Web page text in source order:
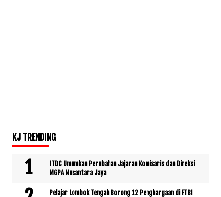
KJ TRENDING
ITDC Umumkan Perubahan Jajaran Komisaris dan Direksi
MGPA Nusantara Jaya
Pelajar Lombok Tengah Borong 12 Penghargaan di FTBI